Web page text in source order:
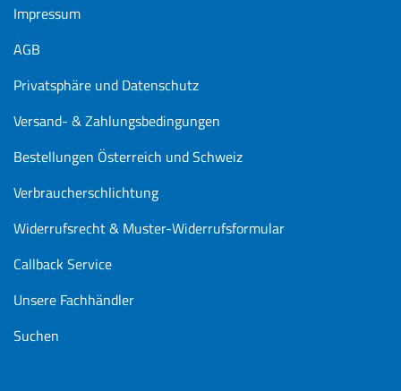
Impressum
AGB
Privatsphäre und Datenschutz
Versand- & Zahlungsbedingungen
Bestellungen Österreich und Schweiz
Verbraucherschlichtung
Widerrufsrecht & Muster-Widerrufsformular
Callback Service
Unsere Fachhändler
Suchen